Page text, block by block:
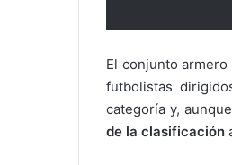
El conjunto
futbolistas
categoría y,
de la clasificación